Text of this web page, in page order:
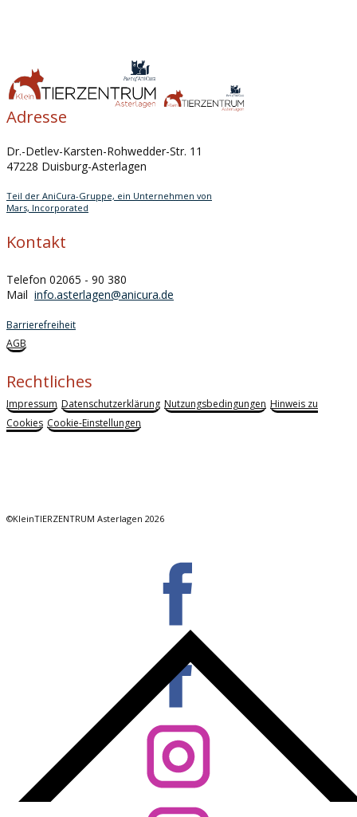
Adresse
Dr.-Detlev-Karsten-Rohwedder-Str. 11
47228 Duisburg-Asterlagen
Teil der AniCura-Gruppe, ein Unternehmen von
Mars, Incorporated
Kontakt
Telefon 02065 - 90 380
Mail info.asterlagen@anicura.de
Barrierefreiheit
AGB
Rechtliches
Impressum Datenschutzerklärung Nutzungsbedingungen Hinweis zu
Cookies Cookie-Einstellungen
©KleinTIERZENTRUM Asterlagen 2026